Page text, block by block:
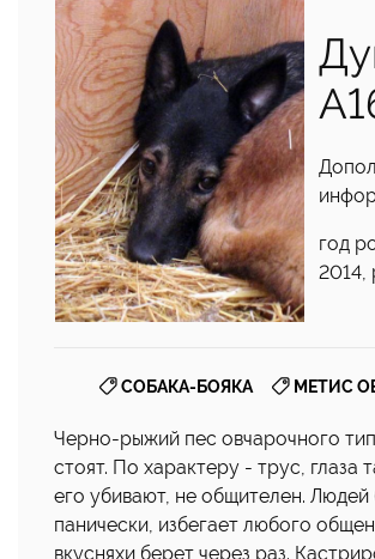
год
2014,
СОБАКА-БОЯКА, МЕТИС
Черно-рыжий пес овчарочного
стоят. По характеру - трус, глаза
его убивают, не общителен. Людей
панически, избегает любого
вкусняхи берет через раз.